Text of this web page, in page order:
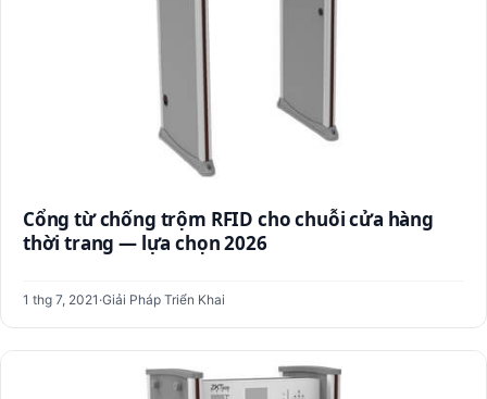
Cổng từ chống trộm RFID cho chuỗi cửa hàng
thời trang — lựa chọn 2026
1 thg 7, 2021 ·Giải Pháp Triển Khai